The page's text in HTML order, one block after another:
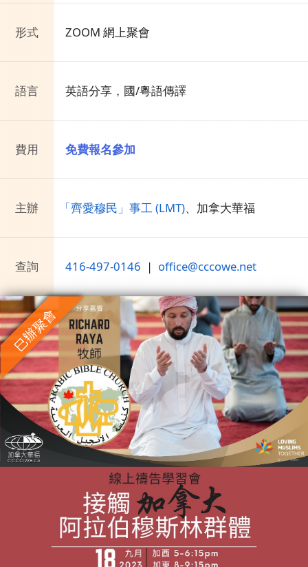
形式 ZOOM 網上聚會
語言 英語分享，國/粵語傳譯
費用 免費報名參加
主辦 「齊愛穆民」事工 (LMT)、 加拿大華福
查詢 416-497-0146 | office@cccowe.net